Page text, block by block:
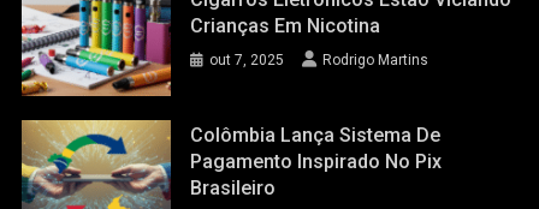
Crianças Em Nicotina
out 7, 2025 Rodrigo Martins
Colômbia Lança Sistema De
Pagamento Inspirado No Pix
Brasileiro